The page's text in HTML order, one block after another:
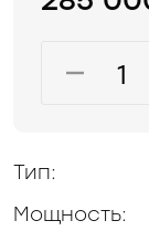
Тип:
Мощность: